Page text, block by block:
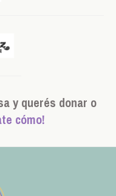
y querés donar o
cómo!